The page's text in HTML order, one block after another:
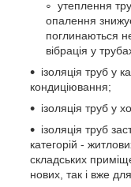
утеплення
опалення
поглинаються
вібрація у
ізоляція труб у
кондиціювання;
ізоляція труб у
ізоляція труб
категорій -
складських
нових, так і вже